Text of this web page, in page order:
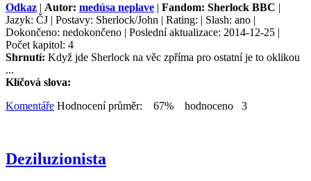
Odkaz | Autor: medúsa neplave | Fandom: Sherlock BBC |
Jazyk: ČJ | Postavy: Sherlock/John | Rating: | Slash: ano |
Dokončeno: nedokončeno | Poslední aktualizace: 2014-12-25 |
Počet kapitol: 4
Shrnutí: Když jde Sherlock na věc zpříma pro ostatní je to oklikou
...
Klíčová slova:
Komentáře Hodnocení průměr: 67% hodnoceno 3
Deziluzionista